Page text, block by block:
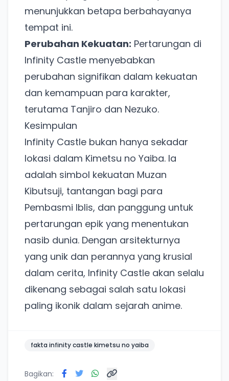
menunjukkan betapa berbahayanya
tempat ini.
Perubahan Kekuatan: Pertarungan di
Infinity Castle menyebabkan
perubahan signifikan dalam kekuatan
dan kemampuan para karakter,
terutama Tanjiro dan Nezuko.
Kesimpulan
Infinity Castle bukan hanya sekadar
lokasi dalam Kimetsu no Yaiba. Ia
adalah simbol kekuatan Muzan
Kibutsuji, tantangan bagi para
Pembasmi Iblis, dan panggung untuk
pertarungan epik yang menentukan
nasib dunia. Dengan arsitekturnya
yang unik dan perannya yang krusial
dalam cerita, Infinity Castle akan selalu
dikenang sebagai salah satu lokasi
paling ikonik dalam sejarah anime.
fakta infinity castle kimetsu no yaiba
Bagikan:
Ada Website Baru!
Khusus untuk kamu yang mau coba
Punya website SMM baru nih! Coba BulkFame
untuk pengalaman lebih baik.
Tanpa daftar ulang, gratis dicoba. Kamu tetap bisa
pakai Zona Sosmed kapan saja.
Coba BulkFame
Lain kali saja